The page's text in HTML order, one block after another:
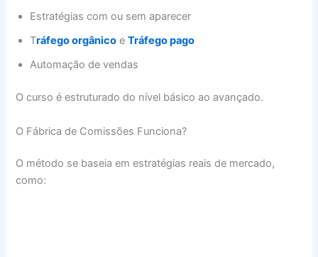
Estratégias com ou sem aparecer
Tráfego orgânico eTráfego pago
Automação de vendas
O curso é estruturado do nível básico ao avançado.
O Fábrica de Comissões Funciona?
O método se baseia em estratégias reais de mercado,
como: